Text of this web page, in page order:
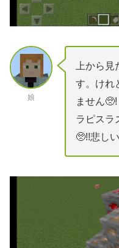
娘
上から
す。けれ
ません🥺!
ラピスラ
🥺!!悲し